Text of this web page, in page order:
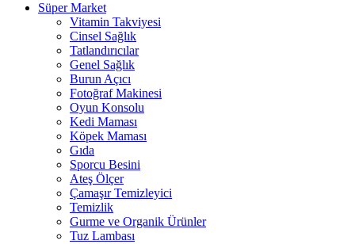
Süper Market
Vitamin Takviyesi
Cinsel Sağlık
Tatlandırıcılar
Genel Sağlık
Burun Açıcı
Fotoğraf Makinesi
Oyun Konsolu
Kedi Maması
Köpek Maması
Gıda
Sporcu Besini
Ateş Ölçer
Çamaşır Temizleyici
Temizlik
Gurme ve Organik Ürünler
Tuz Lambası